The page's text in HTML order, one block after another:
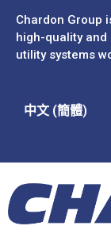
Chardon Group
high-quality
utility systems
中文 (簡體)